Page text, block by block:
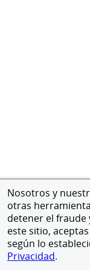
Nosotros y
otras
detener el
este sitio,
según lo
Privacidad.